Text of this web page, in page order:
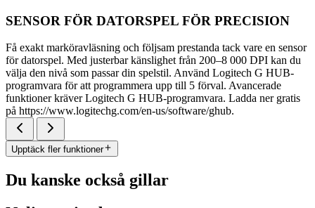
SENSOR FÖR DATORSPEL FÖR PRECISION
Få exakt marköravläsning och följsam prestanda tack vare en sensor
för datorspel. Med justerbar känslighet från 200–8 000 DPI kan du
välja den nivå som passar din spelstil. Använd Logitech G HUB-
programvara för att programmera upp till 5 förval. Avancerade
funktioner kräver Logitech G HUB-programvara. Ladda ner gratis
på https://www.logitechg.com/en-us/software/ghub.
Upptäck fler funktioner
Du kanske också gillar